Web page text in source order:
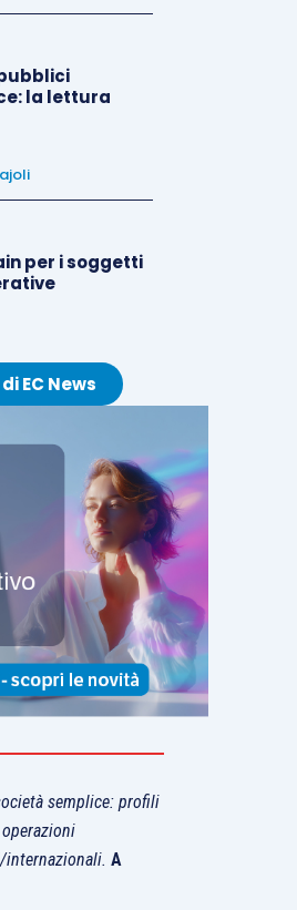
la lettura
per i soggetti
EC News
semplice: profili
internazionali.A